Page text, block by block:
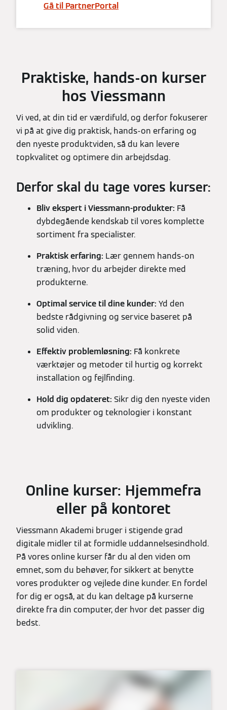
Gå til PartnerPortal
Praktiske, hands-on kurser
hos Viessmann
Vi ved, at din tid er værdifuld, og derfor fokuserer
vi på at give dig praktisk, hands-on erfaring og
den nyeste produktviden, så du kan levere
topkvalitet og optimere din arbejdsdag.
Derfor skal du tage vores kurser:
Bliv ekspert i Viessmann-produkter: Få
dybdegående kendskab til vores komplette
sortiment fra specialister.
Praktisk erfaring: Lær gennem hands-on
træning, hvor du arbejder direkte med
produkterne.
Optimal service til dine kunder: Yd den
bedste rådgivning og service baseret på
solid viden.
Effektiv problemløsning: Få konkrete
værktøjer og metoder til hurtig og korrekt
installation og fejlfinding.
Hold dig opdateret: Sikr dig den nyeste viden
om produkter og teknologier i konstant
udvikling.
Online kurser: Hjemmefra
eller på kontoret
Viessmann Akademi bruger i stigende grad
digitale midler til at formidle uddannelsesindhold.
På vores online kurser får du al den viden om
emnet, som du behøver, for sikkert at benytte
vores produkter og vejlede dine kunder. En fordel
for dig er også, at du kan deltage på kurserne
direkte fra din computer, der hvor det passer dig
bedst.